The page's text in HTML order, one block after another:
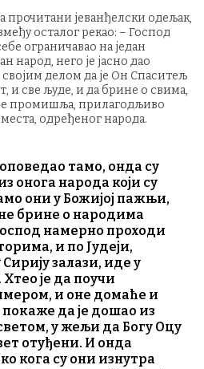
прочитани јеванђелски одељак,
осталог рекао: – Господ
ограничавао на један
народ, него је јасно дао
својим делом да је Он Спаситељ
и све људе, и да брине о свима,
промишља, прилагодљиво
одређеног народа.
тамо, онда су
онога народа који су
они у Божијој пажњи,
брине о народима
намерно проходи
и по Јудеји,
залази, иде у
је да поучи
и оне домаће и
да је дошао из
у жељи да Богу Оцу
отуђени. И онда
кога су они изнутра